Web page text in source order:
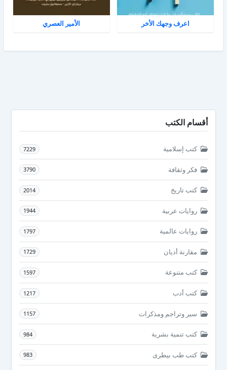
اعرف وجهك الأخر الأمير العصري
أقسام الكتب
كتب إسلامية 7229
فكر وثقافة 3790
كتب تاريخ 2014
روايات عربية 1944
روايات عالمية 1797
مقارنة أديان 1729
كتب متنوعة 1597
كتب أدب 1217
سير وتراجم ومذكرات 1157
كتب تنمية بشرية 984
كتب طب بيطرى 983